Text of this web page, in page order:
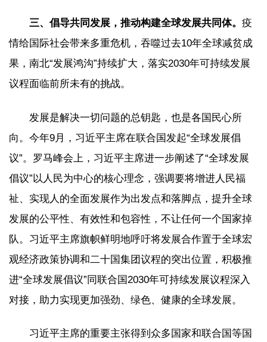
三、倡导共同发展，推动构建全球发展共同体。 疫
情给国际社会带来多重危机，吞噬过去10年全球减贫成
果，南北“发展鸿沟”持续扩大，落实2030年可持续发展
议程面临前所未有的挑战。
发展是解决一切问题的总钥匙，也是各国民心所
向。今年9月，习近平主席在联合国发起“全球发展倡
议”。罗马峰会上，习近平主席进一步阐述了“全球发展
倡议”以人民为中心的核心理念，强调要将增进人民福
祉、实现人的全面发展作为出发点和落脚点，提升全球
发展的公平性、有效性和包容性，不让任何一个国家掉
队。习近平主席旗帜鲜明地呼吁将发展合作置于全球宏
观经济政策协调和二十国集团议程的突出位置，积极推
进“全球发展倡议”同联合国2030年可持续发展议程深入
对接，助力实现更加强劲、绿色、健康的全球发展。
习近平主席的重要主张得到众多国家和联合国等国